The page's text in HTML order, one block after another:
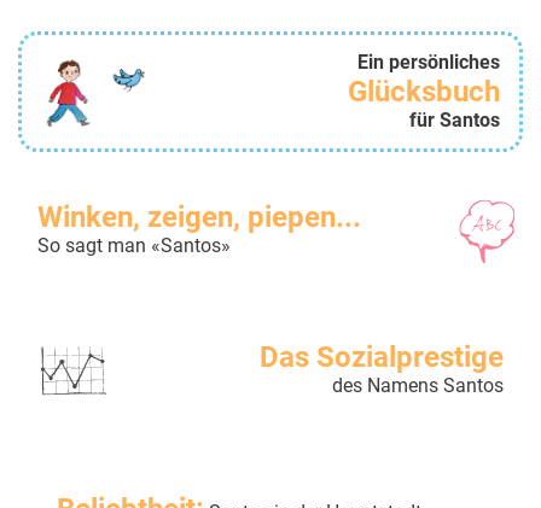
Ein persönliches
Glücksbuch
für Santos
Winken, zeigen, piepen...
So sagt man «Santos»
Das Sozialprestige
des Namens Santos